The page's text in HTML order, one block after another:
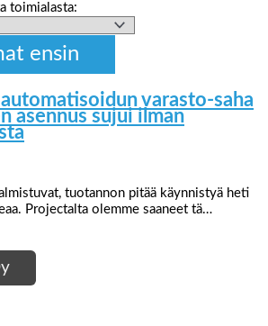
toimialasta:
varasto-saha
asennus sujui ilman
tuotannon pitää käynnistyä heti
Projectalta olemme saaneet tä…